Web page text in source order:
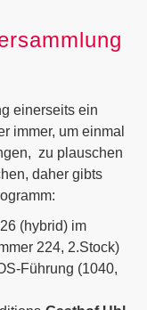
einerseits ein
immer, um einmal
zu plauschen
daher gibts
(hybrid) im
224, 2.Stock)
Führung (1040,